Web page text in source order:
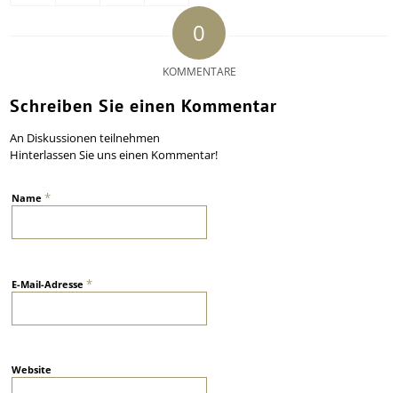
0
KOMMENTARE
Schreiben Sie einen Kommentar
An Diskussionen teilnehmen
Hinterlassen Sie uns einen Kommentar!
Name*
E-Mail-Adresse*
Website